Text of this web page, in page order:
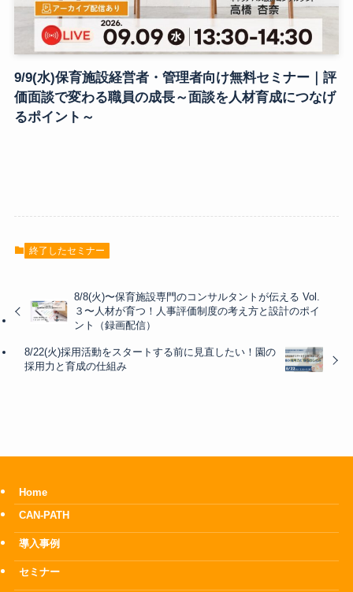
9/9(水)保育施設経営者・管理者向け無料セミナー｜評
価面談で変わる職員の成長～面談を人材育成につなげ
るポイント～
終了したセミナー
8/8(火)〜保育施設専門のコンサルタントが伝える Vol.
３〜人材が育つ！人事評価制度の考え方と設計のポイ
ント（録画配信）
8/22(火)採用活動をスタートする前に見直したい！園の
採用力と育成の仕組み
Home
CAN-PATH
導入事例
セミナー